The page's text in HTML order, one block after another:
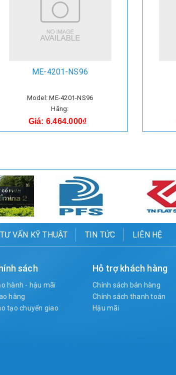
ME-4201-NS96
Model: ME-4201-NS96
Hãng:
Giá: 6.464.000₫
TƯ VẤN KỸ THUẬT TIN TỨC LIÊN HỆ
sách
hành - hậu mãi
hàng
tạo chuyển giao
Hỗ trợ khách hàng
Chính sách bán hàng
Chính sách thanh toán
Hậu mãi